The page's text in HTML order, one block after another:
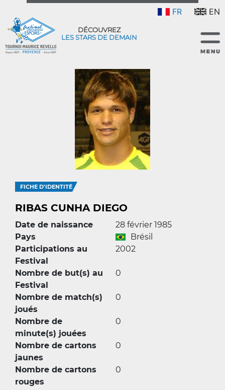
FR EN
DÉCOUVREZ
LES STARS DE DEMAIN
FICHE D'IDENTITÉ
RIBAS CUNHA DIEGO
Date de naissance
28 février 1985
Pays
Brésil
Participations au
Festival
2002
Nombre de but(s) au
Festival
0
Nombre de match(s)
joués
0
Nombre de
minute(s) jouées
0
Nombre de cartons
jaunes
0
Nombre de cartons
rouges
0